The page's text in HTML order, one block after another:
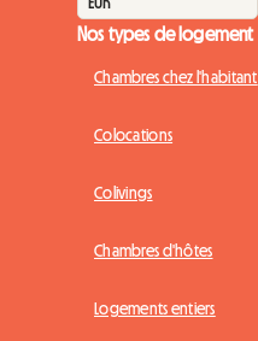
Nos types de logement
Chambres chez l'habitant
Colocations
Colivings
Chambres d'hôtes
Logements entiers